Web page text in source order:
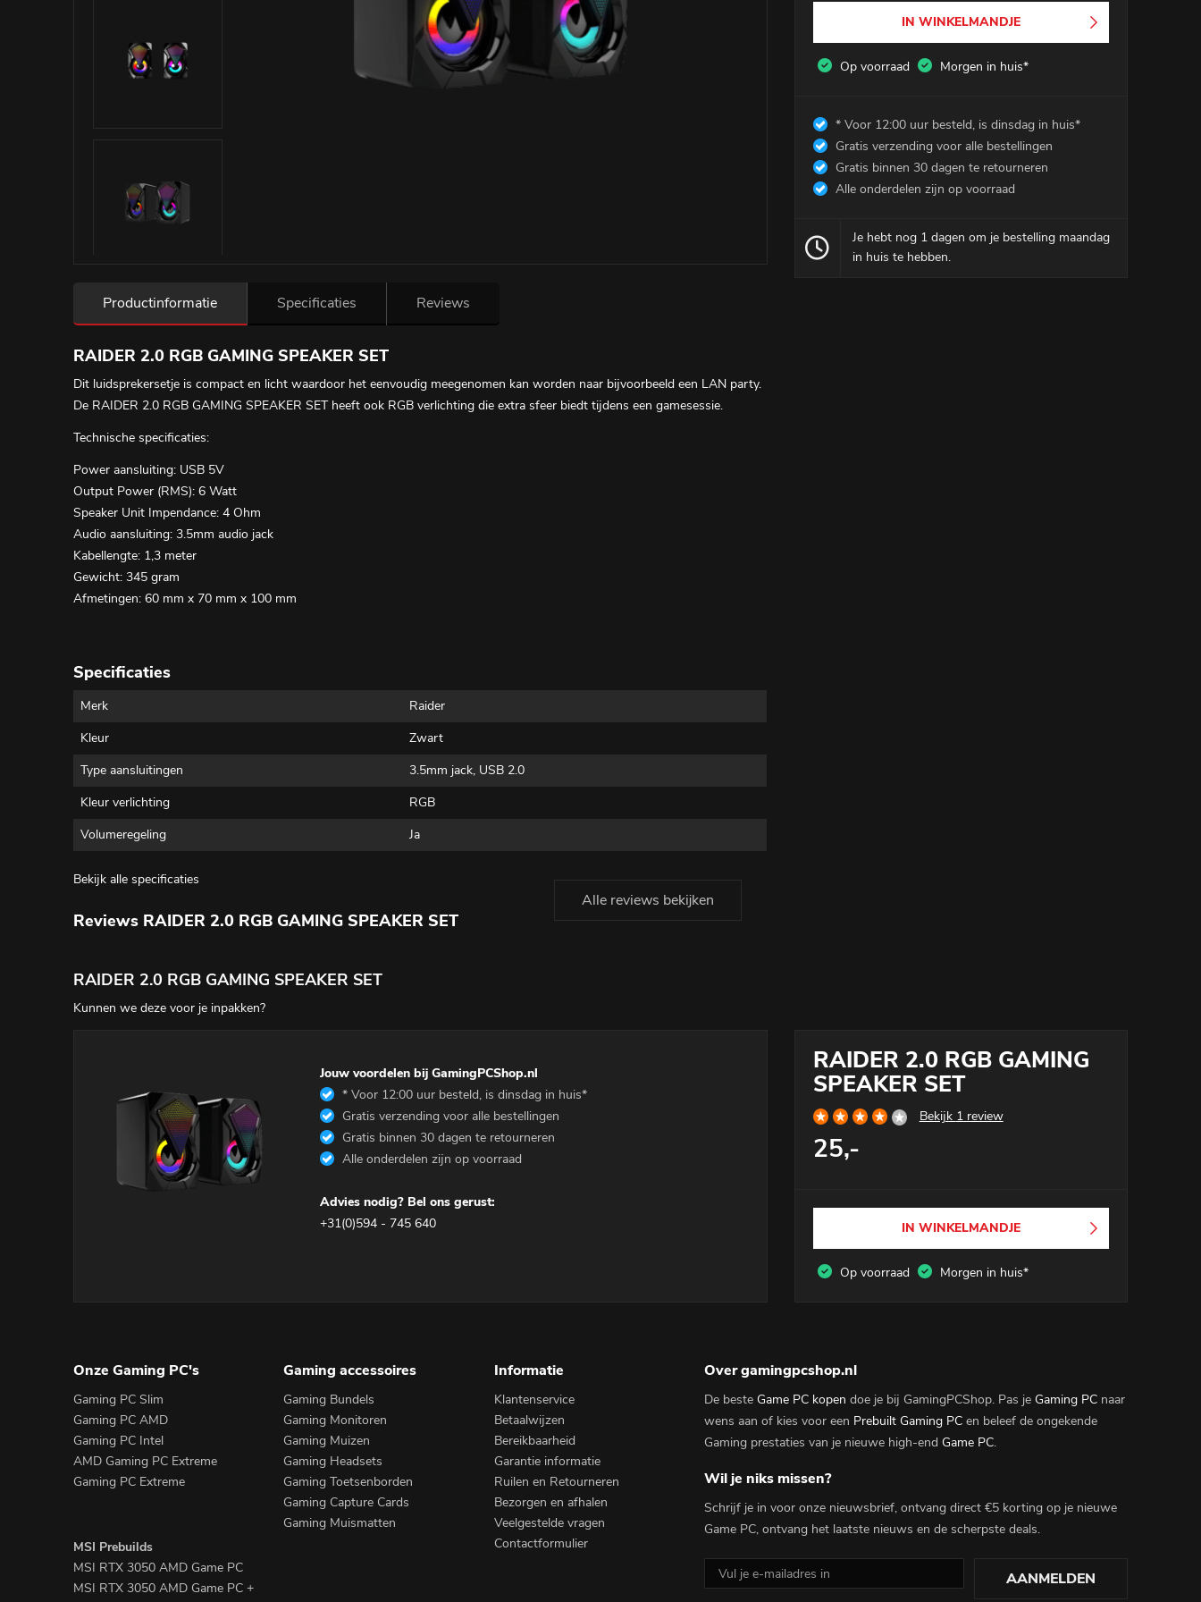
Winkelmandje
Productinformatie Specificaties Reviews
RAIDER 2.0 RGB GAMING SPEAKER SET
Dit luidsprekersetje is compact en licht waardoor het eenvoudig meegenomen kan worden naar bijvoorbeeld een LAN party.
De RAIDER 2.0 RGB GAMING SPEAKER SET heeft ook RGB verlichting die extra sfeer biedt tijdens een gamesessie.
Technische specificaties:
Power aansluiting: USB 5V
Output Power (RMS): 6 Watt
Speaker Unit Impendance: 4 Ohm
Audio aansluiting: 3.5mm audio jack
Kabellengte: 1,3 meter
Gewicht: 345 gram
Afmetingen: 60 mm x 70 mm x 100 mm
Specificaties
Merk
Raider
Kleur
Zwart
Type aansluitingen
3.5mm jack, USB 2.0
Kleur verlichting
RGB
Volumeregeling
Ja
Bekijk alle specificaties
Reviews RAIDER 2.0 RGB GAMING SPEAKER SET
Alle reviews bekijken
IN WINKELMANDJE
Op voorraad Morgen in huis*
* Voor 12:00 uur besteld, is dinsdag in huis*
Gratis verzending voor alle bestellingen
Gratis binnen 30 dagen te retourneren
Alle onderdelen zijn op voorraad
Je hebt nog 1 dagen om je bestelling maandag
in huis te hebben.
RAIDER 2.0 RGB GAMING SPEAKER SET
Kunnen we deze voor je inpakken?
Jouw voordelen bij GamingPCShop.nl
* Voor 12:00 uur besteld, is dinsdag in huis*
Gratis verzending voor alle bestellingen
Gratis binnen 30 dagen te retourneren
Alle onderdelen zijn op voorraad
Advies nodig? Bel ons gerust:
+31(0)594 - 745 640
RAIDER 2.0 RGB GAMING
SPEAKER SET
Bekijk 1 review
25,-
IN WINKELMANDJE
Op voorraad Morgen in huis*
Onze Gaming PC's
Gaming PC Slim
Gaming PC AMD
Gaming PC Intel
AMD Gaming PC Extreme
Gaming PC Extreme
MSI Prebuilds
MSI RTX 3050 AMD Game PC
MSI RTX 3050 AMD Game PC +
Gaming accessoires
Gaming Bundels
Gaming Monitoren
Gaming Muizen
Gaming Headsets
Gaming Toetsenborden
Gaming Capture Cards
Gaming Muismatten
Informatie
Klantenservice
Betaalwijzen
Bereikbaarheid
Garantie informatie
Ruilen en Retourneren
Bezorgen en afhalen
Veelgestelde vragen
Contactformulier
Over gamingpcshop.nl
De beste Game PC kopen doe je bij GamingPCShop. Pas je Gaming PCnaar
wens aan of kies voor een Prebuilt Gaming PCen beleef de ongekende
Gaming prestaties van je nieuwe high-end Game PC.
Wil je niks missen?
Schrijf je in voor onze nieuwsbrief, ontvang direct €5 korting op je nieuwe
Game PC, ontvang het laatste nieuws en de scherpste deals.
AANMELDEN